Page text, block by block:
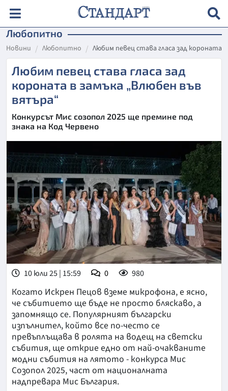
Любопитно
Новини Любопитно Любим певец става гласа зад короната
Любим певец става гласа зад
короната в замъка „Влюбен във
вятъра“
Конкурсът Мис созопол 2025 ще премине под
знака на Код Червено
10 юли 25 | 15:59 0 980
Когато Искрен Пецов вземе микрофона, е ясно,
че събитието ще бъде не просто бляскаво, а
запомнящо се. Популярният български
изпълнител, който все по-често се
превъплъщава в ролята на водещ на светски
събития, ще открие едно от най-очакваните
модни събития на лятото - конкурса Мис
Созопол 2025, част от националната
надпревара Мис България.